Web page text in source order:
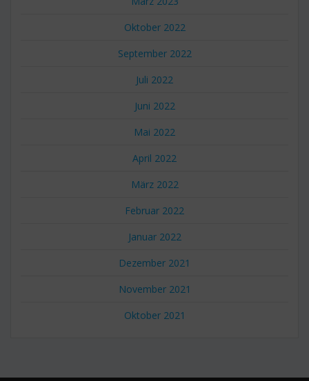
Oktober 2022
September 2022
Juli 2022
Juni 2022
Mai 2022
April 2022
März 2022
Februar 2022
Januar 2022
Dezember 2021
November 2021
Oktober 2021